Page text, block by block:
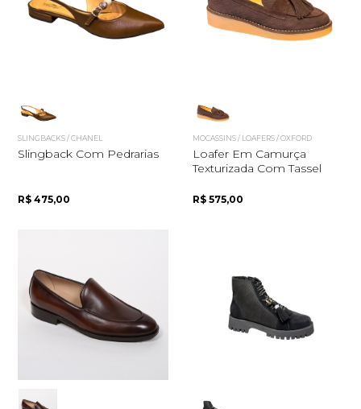
Quero me cadastrar
SLINGBACKS / CHANEL
Slingback Com Pedrarias
R$ 475,00
MOCASSINS / LOAFERS / OXFORD
Loafer Em Camurça
Texturizada Com Tassel
R$ 575,00